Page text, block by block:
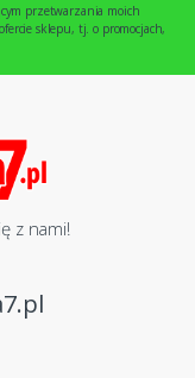
przetwarzania moich
sklepu, tj. o promocjach,
z nami!